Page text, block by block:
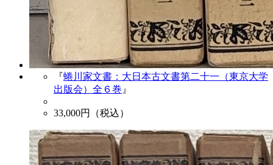
『蜷川家文書：大日本古文書第二十一（東京大学
出版会）全６巻 』
33,000円（税込）